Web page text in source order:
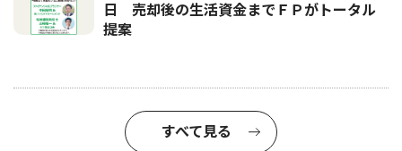
日 売却後の生活資金までＦＰがトータル
提案
すべて見る